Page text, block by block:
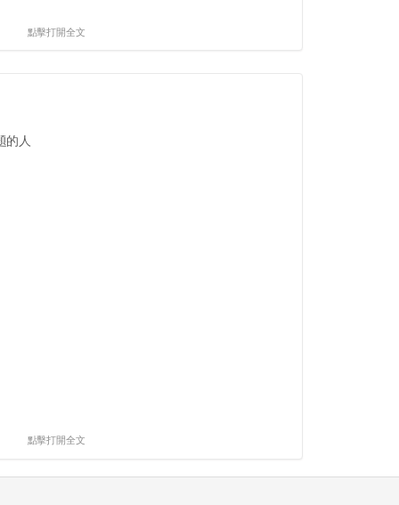
點擊打開全文
的人
點擊打開全文